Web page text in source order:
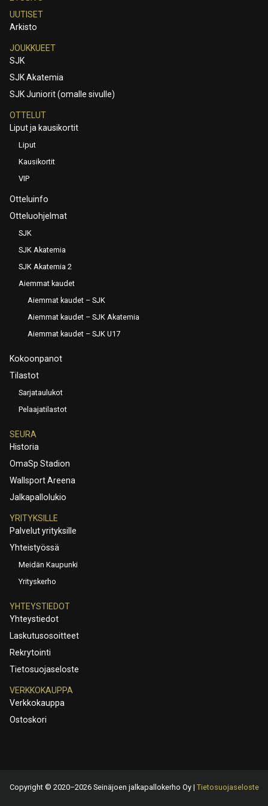
UUTISET
Arkisto
JOUKKUEET
SJK
SJK Akatemia
SJK Juniorit (omalle sivulle)
OTTELUT
Liput ja kausikortit
Liput
Kausikortit
VIP
Otteluinfo
Otteluohjelmat
SJK
SJK Akatemia
SJK Akatemia 2
Aiemmat kaudet
Aiemmat kaudet – SJK
Aiemmat kaudet – SJK Akatemia
Aiemmat kaudet – SJK U17
Kokoonpanot
Tilastot
Sarjataulukot
Pelaajatilastot
SEURA
Historia
OmaSp Stadion
Wallsport Areena
Jalkapallolukio
YRITYKSILLE
Palvelut yrityksille
Yhteistyössä
Meidän Kaupunki
Yrityskerho
YHTEYSTIEDOT
Yhteystiedot
Laskutusosoitteet
Rekrytointi
Tietosuojaseloste
VERKKOKAUPPA
Verkkokauppa
Ostoskori
Copyright © 2020–2026 Seinäjoen jalkapallokerho Oy | Tietosuojaseloste